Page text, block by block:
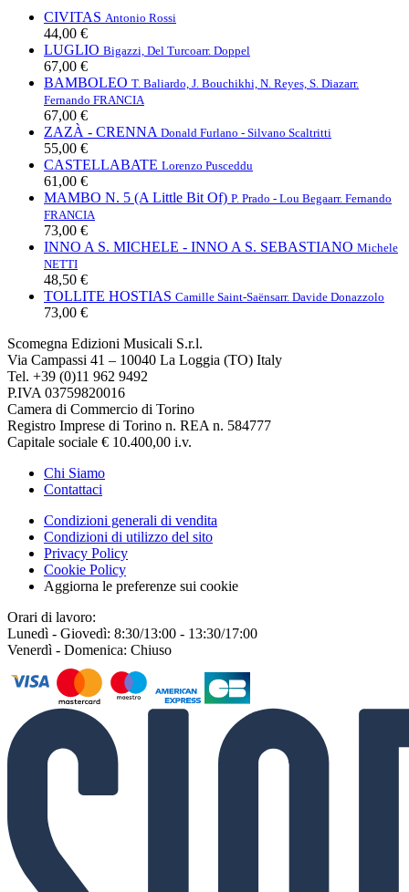
CIVITAS Antonio Rossi
44,00 €
LUGLIO Bigazzi, Del Turcoarr. Doppel
67,00 €
BAMBOLEO T. Baliardo, J. Bouchikhi, N. Reyes, S. Diazarr.
Fernando FRANCIA
67,00 €
ZAZÀ - CRENNA Donald Furlano - Silvano Scaltritti
55,00 €
CASTELLABATE Lorenzo Pusceddu
61,00 €
MAMBO N. 5 (A Little Bit Of) P. Prado - Lou Begaarr. Fernando
FRANCIA
73,00 €
INNO A S. MICHELE - INNO A S. SEBASTIANO Michele
NETTI
48,50 €
TOLLITE HOSTIAS Camille Saint-Saënsarr. Davide Donazzolo
73,00 €
Scomegna Edizioni Musicali S.r.l.
Via Campassi 41 – 10040 La Loggia (TO) Italy
Tel. +39 (0)11 962 9492
P.IVA 03759820016
Camera di Commercio di Torino
Registro Imprese di Torino n. REA n. 584777
Capitale sociale € 10.400,00 i.v.
Chi Siamo
Contattaci
Condizioni generali di vendita
Condizioni di utilizzo del sito
Privacy Policy
Cookie Policy
Aggiorna le preferenze sui cookie
Orari di lavoro:
Lunedì - Giovedì: 8:30/13:00 - 13:30/17:00
Venerdì - Domenica: Chiuso